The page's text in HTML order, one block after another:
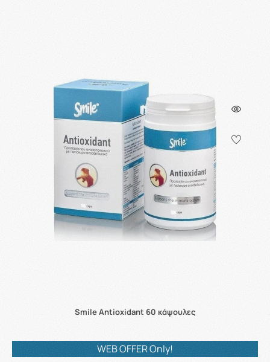
Smile Antioxidant 60 κάψουλες
WEB OFFER Only!